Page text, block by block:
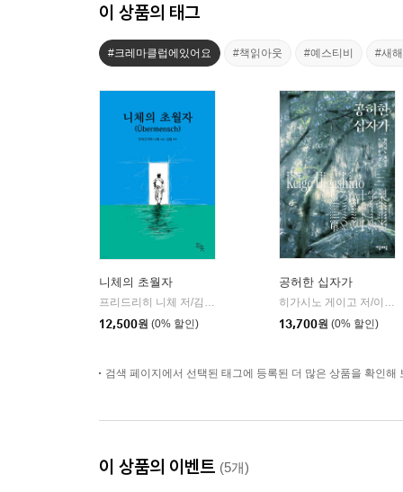
이 상품의 태그
#크레마클럽에있어요 #책읽아웃 #예스티비 #새
니체의 초월자
프리드리히 니체 저/김철 편역
12,500원 (0% 할인)
공허한 십자가
히가시노 게이고 저/이선희 역
13,700원 (0% 할인)
검색 페이지에서 선택된 태그에 등록된 더 많은 상품을 확인해
이 상품의 이벤트 (5개)